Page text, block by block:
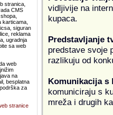
stranica,
CMS
karticama,
siguran
reklama
ugradnja
sa web
web
na
besplatna
za
stranice
vidljivije na
kupaca.
Predstavljanje
predstave svoje
razlikuju od
Komunikacija s
komuniciraju s
mreža i drugih